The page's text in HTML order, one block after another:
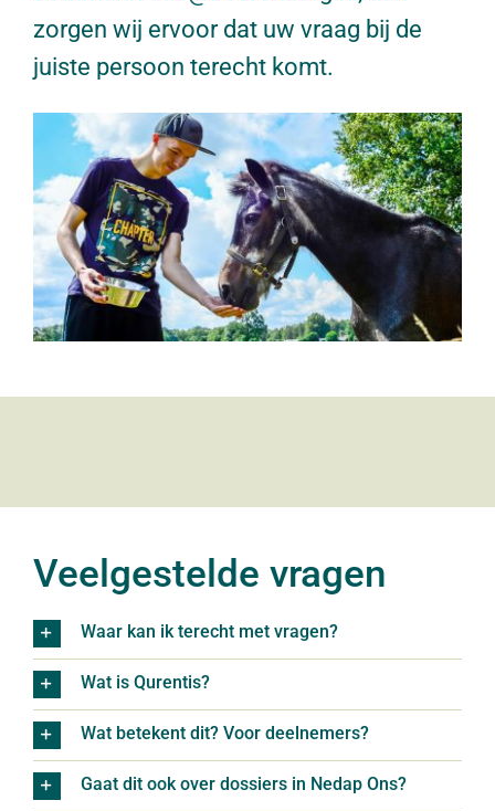
zorgen wij ervoor dat uw vraag bij de
juiste persoon terecht komt.
Veelgestelde vragen
Waar kan ik terecht met vragen?
Wat is Qurentis?
Wat betekent dit? Voor deelnemers?
Gaat dit ook over dossiers in Nedap Ons?